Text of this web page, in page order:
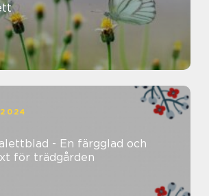
- En färgglad och
för trädgården